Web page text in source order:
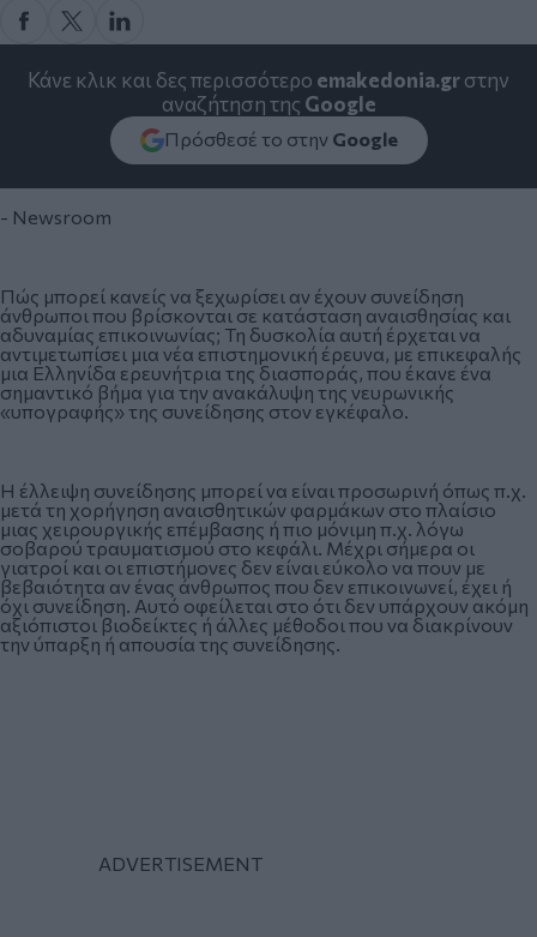
Κάνε κλικ και δες περισσότερο emakedonia.grστην
αναζήτηση της Google
Πρόσθεσέ το στην Google
- Newsroom
Πώς μπορεί κανείς να ξεχωρίσει αν έχουν συνείδηση
άνθρωποι που βρίσκονται σε κατάσταση αναισθησίας και
αδυναμίας επικοινωνίας; Τη δυσκολία αυτή έρχεται να
αντιμετωπίσει μια νέα επιστημονική έρευνα, με επικεφαλής
μια Ελληνίδα ερευνήτρια της διασποράς, που έκανε ένα
σημαντικό βήμα για την ανακάλυψη της νευρωνικής
«υπογραφής» της συνείδησης στον εγκέφαλο.
Η έλλειψη συνείδησης μπορεί να είναι προσωρινή όπως π.χ.
μετά τη χορήγηση αναισθητικών φαρμάκων στο πλαίσιο
μιας χειρουργικής επέμβασης ή πιο μόνιμη π.χ. λόγω
σοβαρού τραυματισμού στο κεφάλι. Μέχρι σήμερα οι
γιατροί και οι επιστήμονες δεν είναι εύκολο να πουν με
βεβαιότητα αν ένας άνθρωπος που δεν επικοινωνεί, έχει ή
όχι συνείδηση. Αυτό οφείλεται στο ότι δεν υπάρχουν ακόμη
αξιόπιστοι βιοδείκτες ή άλλες μέθοδοι που να διακρίνουν
την ύπαρξη ή απουσία της συνείδησης.